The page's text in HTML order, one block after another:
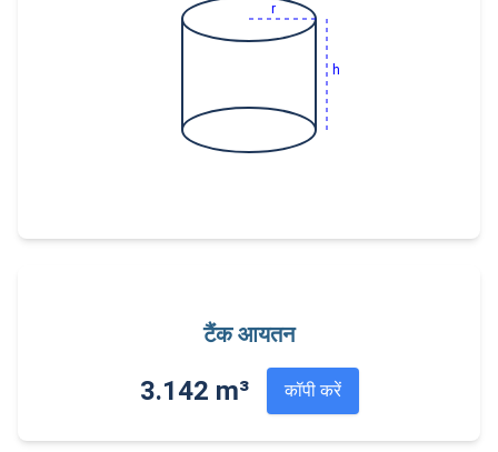
r
h
टैंक आयतन
3.142 m³ कॉपी करें